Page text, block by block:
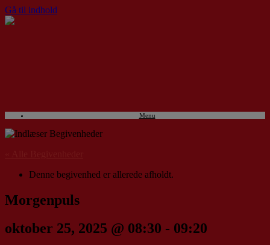
Gå til indhold
Menu
Denne begivenhed er allerede afholdt.
Morgenpuls
oktober 25, 2025 @ 08:30 - 09:20